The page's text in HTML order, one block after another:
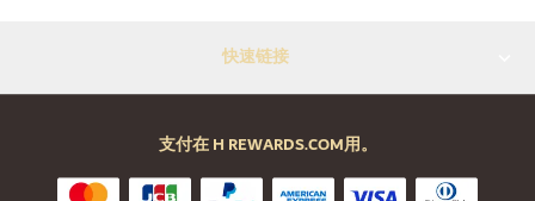
快速链接
支付在 H REWARDS.COM用。